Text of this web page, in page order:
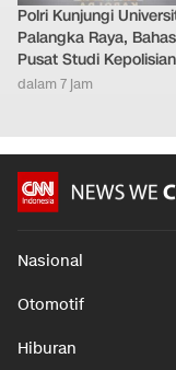
Polri Kunjungi
Palangka Raya, Bahas
Pusat Studi Kepolisian
dalam 7 jam
Nasional
Otomotif
Hiburan